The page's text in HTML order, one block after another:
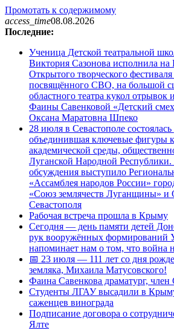
Промотать к содержимому
access_time08.08.2026
Последние:
Ученица Детской театральной
Виктория Сазонова исполнила на
Открытого творческого
посвящённого СВО, на большой
областного театра кукол отрывок
Фаины Савенковой «Детский
Оксана Маратовна Шпеко
28 июля в Севастополе состоялась
объединившая ключевые фигуры
академической среды,
Луганской Народной
обсуждения выступило
«Ассамблея народов России»
«Союз землячеств Луганщины» и
Севастополя
Рабочая встреча прошла в Крыму
Сегодня — день памяти детей
рук вооружённых формирований
напоминает нам о том, что война
📅 23 июля — 111 лет со дня
земляка, Михаила Матусовского!
Фаина Савенкова драматург,
Студенты ЛГАУ высадили в
саженцев винограда
Подписание договора о
Ялте